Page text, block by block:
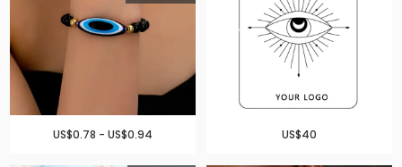
US$0.78 - US$0.94 US$40